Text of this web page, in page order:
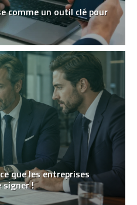
comme un outil clé pour
que les entreprises
!